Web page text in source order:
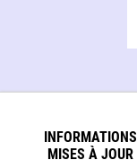
INFORMATIONS
MISES À JOUR